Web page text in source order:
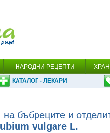
НАРОДНИ РЕЦЕПТИ
КАТАЛОГ - ЛЕКАРИ
на бъбреците и
vulgare L.